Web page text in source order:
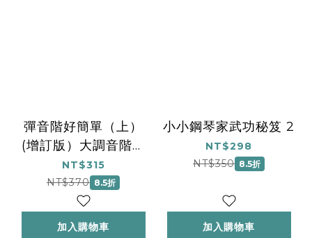
彈音階好簡單（上）
(增訂版）大調音階、
琶音、終止式（可與英
國皇家檢定教材搭配使
用）雙語
NT$315
NT$370 8.5折
加入購物車
小小鋼琴家武功秘笈 2
NT$298
NT$350 8.5折
加入購物車